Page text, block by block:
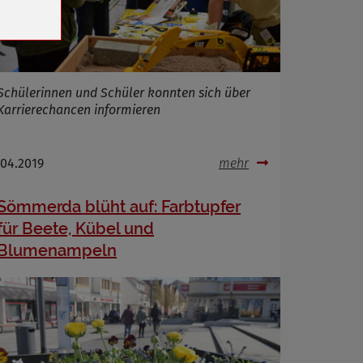
und Schüler konnten sich über
informieren
mehr
blüht auf: Farbtupfer
Beete, Kübel und